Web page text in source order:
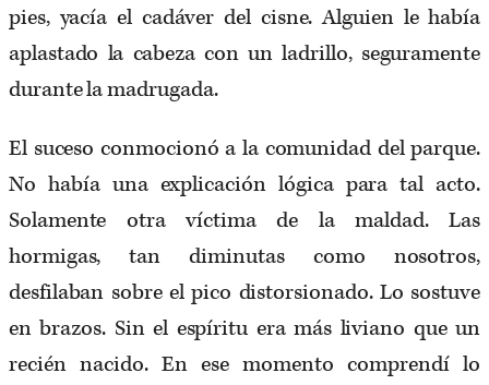
pies, yacía el cadáver del cisne. Alguien le había
aplastado la cabeza con un ladrillo, seguramente
durante la madrugada.
El suceso conmocionó a la comunidad del parque.
No había una explicación lógica para tal acto.
Solamente otra víctima de la maldad. Las
hormigas, tan diminutas como nosotros,
desfilaban sobre el pico distorsionado. Lo sostuve
en brazos. Sin el espíritu era más liviano que un
recién nacido. En ese momento comprendí lo